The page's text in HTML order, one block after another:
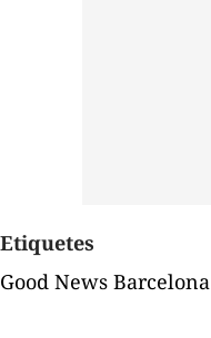
Etiquetes
Good News Barcelona